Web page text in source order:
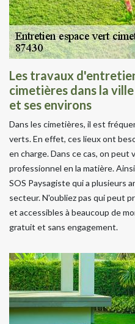
Les travaux
cimetières dans la
et ses environs
Dans les cimetières, il est
verts. En effet, ces lieux ont
en charge. Dans ce cas, on peut
professionnel en la matière.
SOS Paysagiste qui a plusieurs
secteur. N'oubliez pas qui peut
et accessibles à beaucoup de
gratuit et sans engagement.